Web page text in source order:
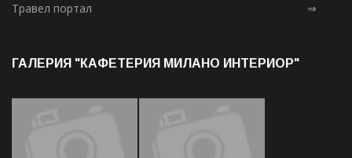
Травел портал ⇒
ГАЛЕРИЯ "КАФЕТЕРИЯ МИЛАНО ИНТЕРИОР"